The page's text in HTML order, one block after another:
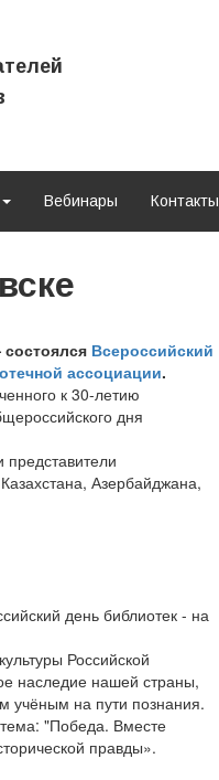
Вебинары Контакты
Всероссийский
ассоциации.
к 30-летию
дня
представители
Азербайджана,
день библиотек - на
Российской
наследие нашей страны,
учёным на пути познания.
тема: "‎Победа. Вместе
правды».